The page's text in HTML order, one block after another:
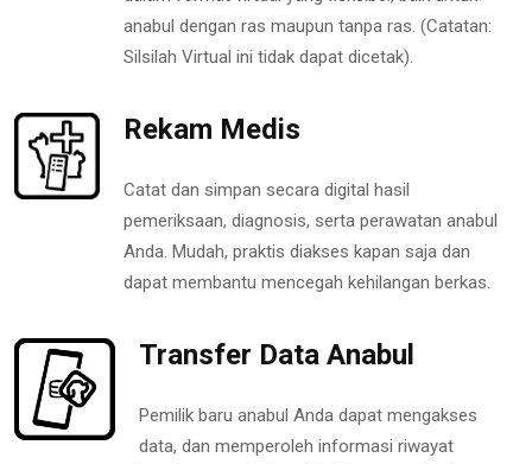
anabul dengan ras maupun tanpa ras. (Catatan:
Silsilah Virtual ini tidak dapat dicetak).
Rekam Medis
Catat dan simpan secara digital hasil
pemeriksaan, diagnosis, serta perawatan anabul
Anda. Mudah, praktis diakses kapan saja dan
dapat membantu mencegah kehilangan berkas.
Transfer Data Anabul
Pemilik baru anabul Anda dapat mengakses
data, dan memperoleh informasi riwayat